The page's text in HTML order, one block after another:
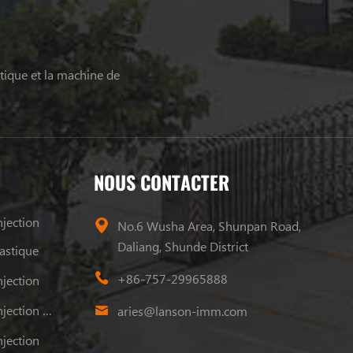
et la machine de
Machine De Moulage Par Injection Plastique
NOUS CONTACTER
No.6 Wusha Area, Shunpan Road,
Daliang, Shunde District
+86-757-29965888
aries@lanson-imm.com